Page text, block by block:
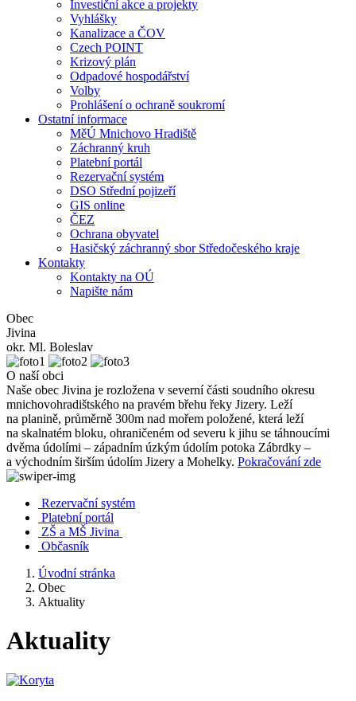
Investiční akce a projekty
Vyhlášky
Kanalizace a ČOV
Czech POINT
Krizový plán
Odpadové hospodářství
Volby
Prohlášení o ochraně soukromí
Ostatní informace
MěÚ Mnichovo Hradiště
Záchranný kruh
Platební portál
Rezervační systém
DSO Střední pojizeří
GIS online
ČEZ
Ochrana obyvatel
Hasičský záchranný sbor Středočeského kraje
Kontakty
Kontakty na OÚ
Napište nám
Obec
Jivina
okr. Ml. Boleslav
O naší obci
Naše obec Jivina je rozložena v severní části soudního okresu
mnichovohradištského na pravém břehu řeky Jizery. Leží
na planině, průměrně 300m nad mořem položené, která leží
na skalnatém bloku, ohraničeném od severu k jihu se táhnoucími
dvěma údolími – západním úzkým údolím potoka Zábrdky –
a východním širším údolím Jizery a Mohelky. Pokračování zde
Rezervační systém
Platební portál
ZŠ a MŠ Jivina
Občasník
Úvodní stránka
Obec
Aktuality
Aktuality